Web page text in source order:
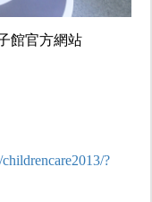
館官方網站
?